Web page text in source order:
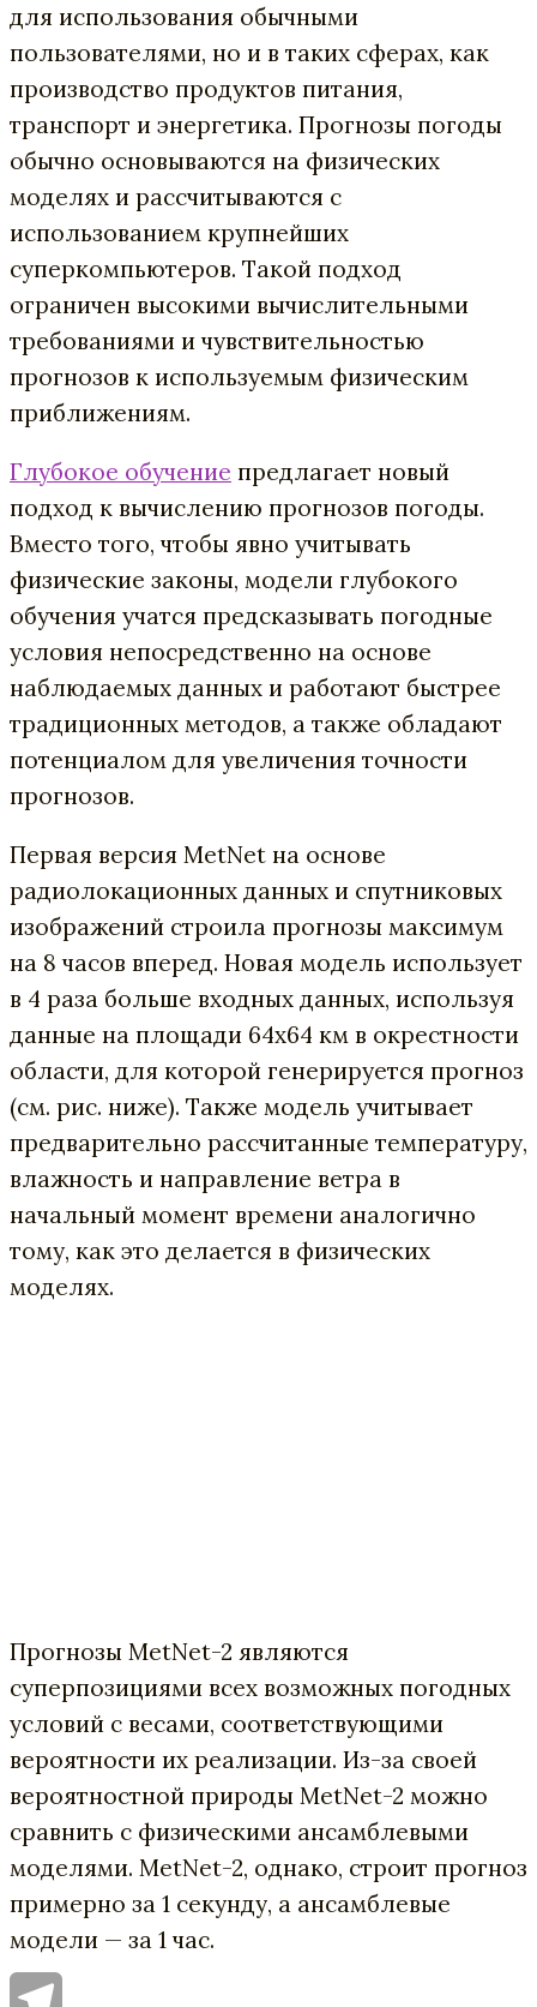
для использования обычными
пользователями, но и в таких сферах, как
производство продуктов питания,
транспорт и энергетика. Прогнозы погоды
обычно основываются на физических
моделях и рассчитываются с
использованием крупнейших
суперкомпьютеров. Такой подход
ограничен высокими вычислительными
требованиями и чувствительностью
прогнозов к используемым физическим
приближениям.
Глубокое обучение предлагает новый
подход к вычислению прогнозов погоды.
Вместо того, чтобы явно учитывать
физические законы, модели глубокого
обучения учатся предсказывать погодные
условия непосредственно на основе
наблюдаемых данных и работают быстрее
традиционных методов, а также обладают
потенциалом для увеличения точности
прогнозов.
Первая версия MetNet на основе
радиолокационных данных и спутниковых
изображений строила прогнозы максимум
на 8 часов вперед. Новая модель использует
в 4 раза больше входных данных, используя
данные на площади 64х64 км в окрестности
области, для которой генерируется прогноз
(см. рис. ниже). Также модель учитывает
предварительно рассчитанные температуру,
влажность и направление ветра в
начальный момент времени аналогично
тому, как это делается в физических
моделях.
Прогнозы MetNet-2 являются
суперпозициями всех возможных погодных
условий с весами, соответствующими
вероятности их реализации. Из-за своей
вероятностной природы MetNet-2 можно
сравнить с физическими ансамблевыми
моделями. MetNet-2, однако, строит прогноз
примерно за 1 секунду, а ансамблевые
модели — за 1 час.